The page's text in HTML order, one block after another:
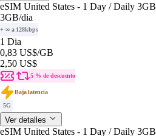
eSIM United States - 1 Day / Daily 3GB
3GB/dia
+ ∞ a 128kbps
1 Dia
0,83 US$/GB
2,50 US$
5 % de descuento
Baja latencia
5G
Ver detalles
eSIM United States - 1 Day / Daily 3GB